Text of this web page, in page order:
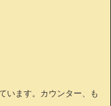
います。カウンター、も